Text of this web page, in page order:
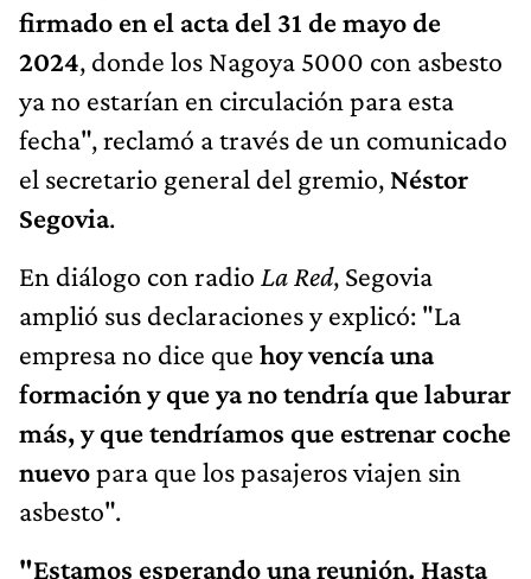
firmado en el acta del 31 de mayo de
2024, donde los Nagoya 5000 con asbesto
ya no estarían en circulación para esta
fecha", reclamó a través de un comunicado
el secretario general del gremio, Néstor
Segovia.
En diálogo con radio La Red, Segovia
amplió sus declaraciones y explicó: "La
empresa no dice que hoy vencía una
formación y que ya no tendría que laburar
más, y que tendríamos que estrenar coche
nuevopara que los pasajeros viajen sin
asbesto".
"Estamos esperando una reunión. Hasta